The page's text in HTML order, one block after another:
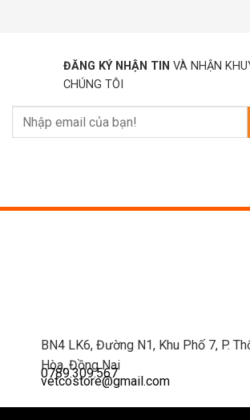
ĐĂNG KÝ NHẬN TIN VÀ NHẬN
CHÚNG TÔI
BN4 LK6, Đường N1, Khu Phố 7, P.
Hòa, Đồng Nai
0789.309.567
vetcostore@gmail.com